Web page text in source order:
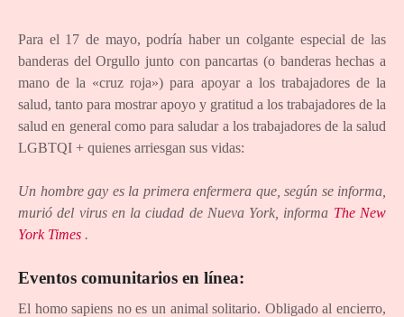
Para el 17 de mayo, podría haber un colgante especial de las
banderas del Orgullo junto con pancartas (o banderas hechas a
mano de la «cruz roja») para apoyar a los trabajadores de la
salud, tanto para mostrar apoyo y gratitud a los trabajadores de la
salud en general como para saludar a los trabajadores de la salud
LGBTQI + quienes arriesgan sus vidas:
Un hombre gay es la primera enfermera que, según se informa,
murió del virus en la ciudad de Nueva York, informa The New
York Times .
Eventos comunitarios en línea:
El homo sapiens no es un animal solitario. Obligado al encierro,